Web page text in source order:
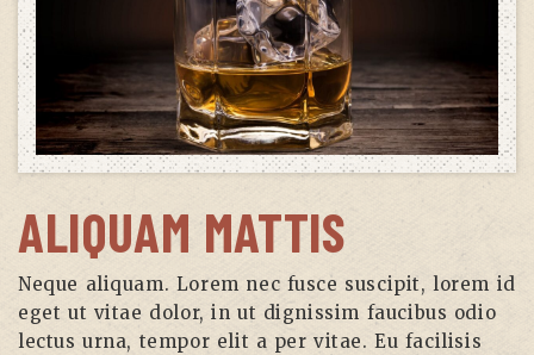
ALIQUAM MATTIS
Neque aliquam. Lorem nec fusce suscipit, lorem id
eget ut vitae dolor, in ut dignissim faucibus odio
lectus urna, tempor elit a per vitae. Eu facilisis